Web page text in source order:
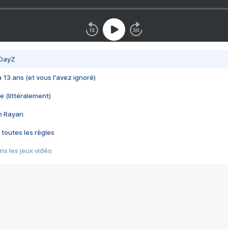
13 ans (et vous l'avez ignoré)
(littéralement)
Rayan
toutes les règles
les jeux vidéo